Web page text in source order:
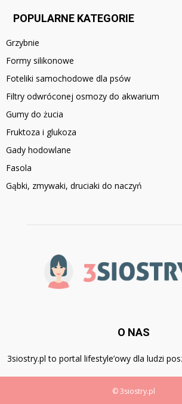
POPULARNE KATEGORIE
Grzybnie
Formy silikonowe
Foteliki samochodowe dla psów
Filtry odwróconej osmozy do akwarium
Gumy do żucia
Fruktoza i glukoza
Gady hodowlane
Fasola
Gąbki, zmywaki, druciaki do naczyń
O NAS
3siostry.pl to portal lifestyle’owy dla ludzi
© 3siostry.pl